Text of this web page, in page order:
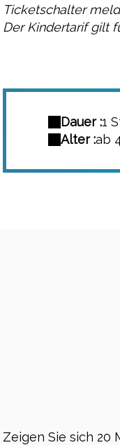
Ticketschalter
Der Kindertarif gilt
Dauer :1
Alter :ab
Zeigen Sie sich 20